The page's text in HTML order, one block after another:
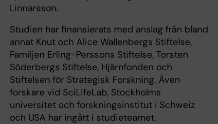
Linnarsson.
Studien har finansierats med anslag från bland
annat Knut och Alice Wallenbergs Stiftelse,
Familjen Erling-Perssons Stiftelse, Torsten
Söderbergs Stiftelse, Hjärnfonden och
Stiftelsen för Strategisk Forskning. Även
forskare vid SciLifeLab, Stockholms
universitet och forskningsinstitut i Schweiz
och USA har ingått i studieteamet.